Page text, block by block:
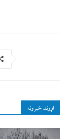
اړوند خبرونه